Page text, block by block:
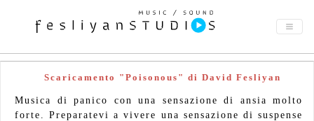
Scaricamento "Poisonous" di David Fesliyan
Musica di panico con una sensazione di ansia molto
forte. Preparatevi a vivere una sensazione di suspense